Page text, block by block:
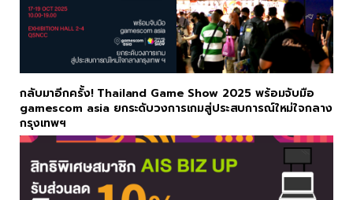
กลับมาอีกครั้ง! Thailand Game Show 2025 พร้อมจับมือ
gamescom asia ยกระดับวงการเกมสู่ประสบการณ์ใหม่ใจกลาง
กรุงเทพฯ